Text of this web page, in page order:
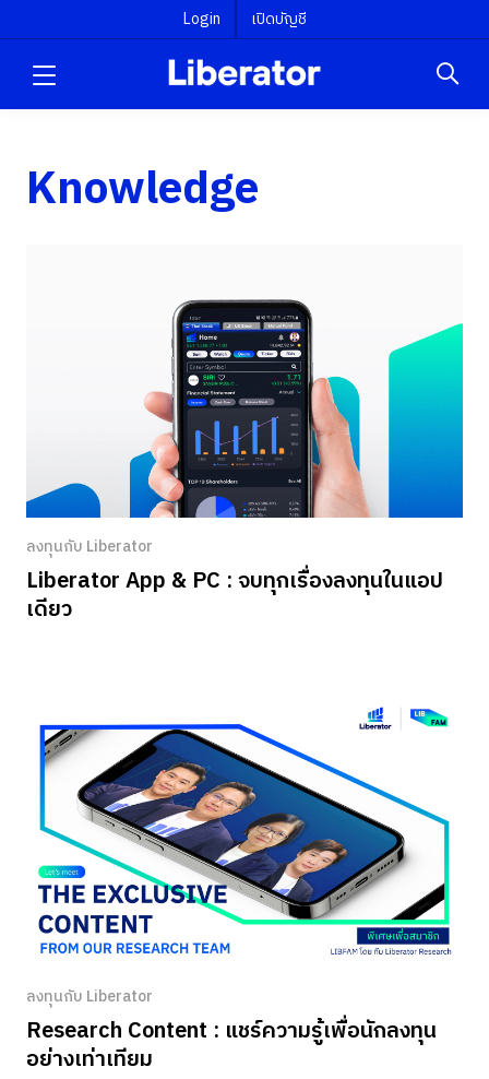
Login เปิดบัญชี
Knowledge
ลงทุนกับ Liberator
Liberator App & PC : จบทุกเรื่องลงทุนในแอป
เดียว
ลงทุนกับ Liberator
Research Content : แชร์ความรู้เพื่อนักลงทุน
อย่างเท่าเทียม